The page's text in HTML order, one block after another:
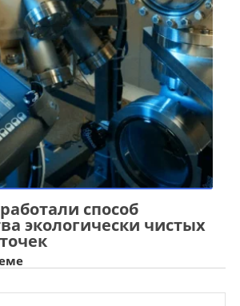
способ
экологически чистых